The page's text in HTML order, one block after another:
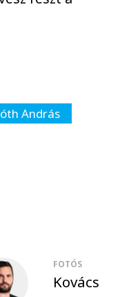
András
FOTÓS
Kovács